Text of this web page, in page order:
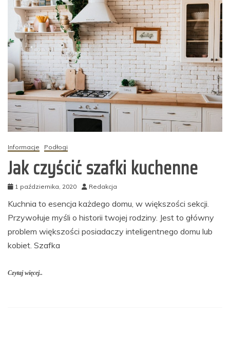
Informacje Podłogi
Jak czyścić szafki kuchenne
1 października, 2020 Redakcja
Kuchnia to esencja każdego domu, w większości sekcji.
Przywołuje myśli o historii twojej rodziny. Jest to główny
problem większości posiadaczy inteligentnego domu lub
kobiet. Szafka
Czytaj więcej..